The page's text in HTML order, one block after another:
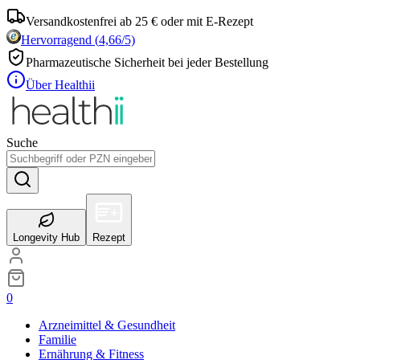
Versandkostenfrei ab 25 € oder mit E-Rezept
Hervorragend (4,66/5)
Pharmazeutische Sicherheit bei jeder Bestellung
Über Healthii
Suche
Longevity Hub Rezept
0
Arzneimittel & Gesundheit
Familie
Ernährung & Fitness